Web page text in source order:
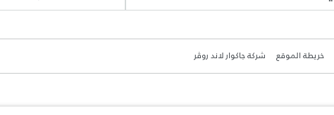
خريطة الموقع شركة جاكوار لاند روڤر